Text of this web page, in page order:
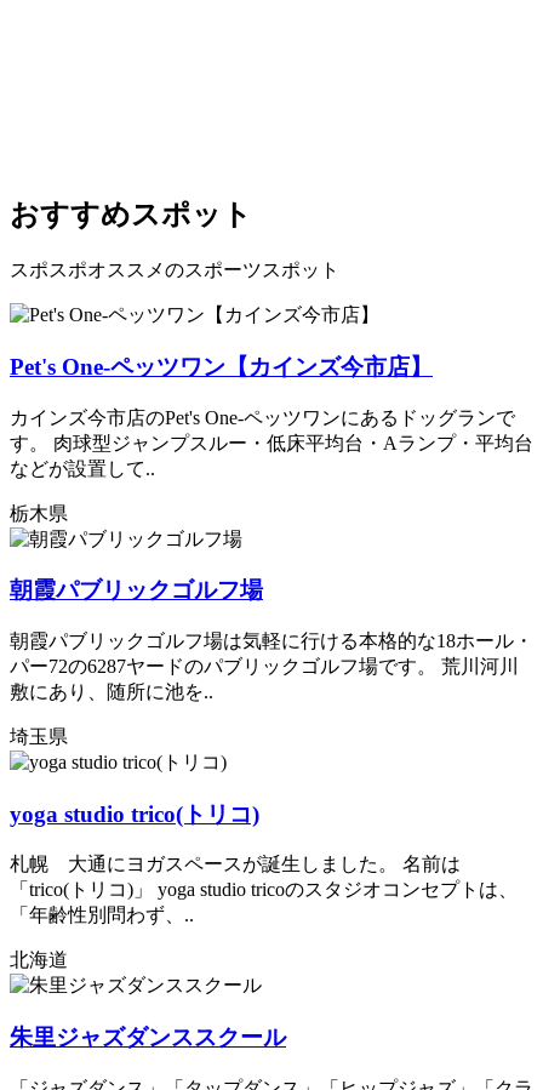
おすすめスポット
スポスポオススメのスポーツスポット
Pet's One-ペッツワン【カインズ今市店】
カインズ今市店のPet's One-ペッツワンにあるドッグランで
す。 肉球型ジャンプスルー・低床平均台・Aランプ・平均台
などが設置して..
栃木県
朝霞パブリックゴルフ場
朝霞パブリックゴルフ場は気軽に行ける本格的な18ホール・
パー72の6287ヤードのパブリックゴルフ場です。 荒川河川
敷にあり、随所に池を..
埼玉県
yoga studio trico(トリコ)
札幌 大通にヨガスペースが誕生しました。 名前は
「trico(トリコ)」 yoga studio tricoのスタジオコンセプトは、
「年齢性別問わず、..
北海道
朱里ジャズダンススクール